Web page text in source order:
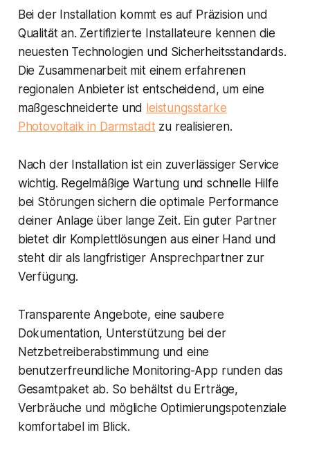
Bei der Installation kommt es auf Präzision und
Qualität an. Zertifizierte Installateure kennen die
neuesten Technologien und Sicherheitsstandards.
Die Zusammenarbeit mit einem erfahrenen
regionalen Anbieter ist entscheidend, um eine
maßgeschneiderte und leistungsstarke
Photovoltaik in Darmstadtzu realisieren.
Nach der Installation ist ein zuverlässiger Service
wichtig. Regelmäßige Wartung und schnelle Hilfe
bei Störungen sichern die optimale Performance
deiner Anlage über lange Zeit. Ein guter Partner
bietet dir Komplettlösungen aus einer Hand und
steht dir als langfristiger Ansprechpartner zur
Verfügung.
Transparente Angebote, eine saubere
Dokumentation, Unterstützung bei der
Netzbetreiberabstimmung und eine
benutzerfreundliche Monitoring-App runden das
Gesamtpaket ab. So behältst du Erträge,
Verbräuche und mögliche Optimierungspotenziale
komfortabel im Blick.